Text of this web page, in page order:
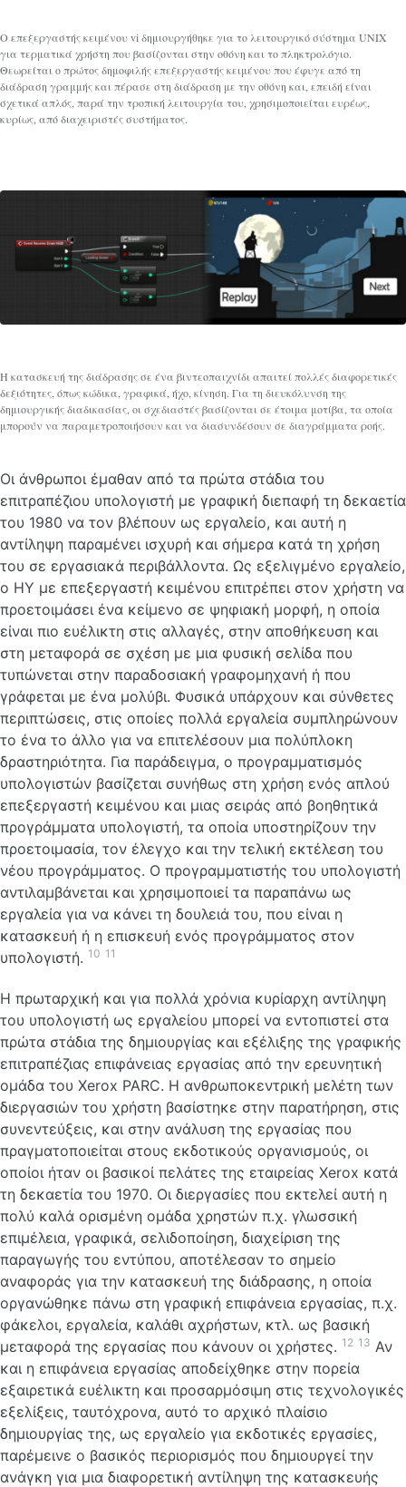
Ο επεξεργαστής κειμένου vi δημιουργήθηκε για το λειτουργικό σύστημα UNIX
για τερματικά χρήστη που βασίζονται στην οθόνη και το πληκτρολόγιο.
Θεωρείται ο πρώτος δημοφιλής επεξεργαστής κειμένου που έφυγε από τη
διάδραση γραμμής και πέρασε στη διάδραση με την οθόνη και, επειδή είναι
σχετικά απλός, παρά την τροπική λειτουργία του, χρησιμοποιείται ευρέως,
κυρίως, από διαχειριστές συστήματος.
Η κατασκευή της διάδρασης σε ένα βιντεοπαιχνίδι απαιτεί πολλές διαφορετικές
δεξιότητες, όπως κώδικα, γραφικά, ήχο, κίνηση. Για τη διευκόλυνση της
δημιουργικής διαδικασίας, οι σχεδιαστές βασίζονται σε έτοιμα μοτίβα, τα οποία
μπορούν να παραμετροποιήσουν και να διασυνδέσουν σε διαγράμματα ροής.
Οι άνθρωποι έμαθαν από τα πρώτα στάδια του
επιτραπέζιου υπολογιστή με γραφική διεπαφή τη δεκαετία
του 1980 να τον βλέπουν ως εργαλείο, και αυτή η
αντίληψη παραμένει ισχυρή και σήμερα κατά τη χρήση
του σε εργασιακά περιβάλλοντα. Ως εξελιγμένο εργαλείο,
ο ΗΥ με επεξεργαστή κειμένου επιτρέπει στον χρήστη να
προετοιμάσει ένα κείμενο σε ψηφιακή μορφή, η οποία
είναι πιο ευέλικτη στις αλλαγές, στην αποθήκευση και
στη μεταφορά σε σχέση με μια φυσική σελίδα που
τυπώνεται στην παραδοσιακή γραφομηχανή ή που
γράφεται με ένα μολύβι. Φυσικά υπάρχουν και σύνθετες
περιπτώσεις, στις οποίες πολλά εργαλεία συμπληρώνουν
το ένα το άλλο για να επιτελέσουν μια πολύπλοκη
δραστηριότητα. Για παράδειγμα, ο προγραμματισμός
υπολογιστών βασίζεται συνήθως στη χρήση ενός απλού
επεξεργαστή κειμένου και μιας σειράς από βοηθητικά
προγράμματα υπολογιστή, τα οποία υποστηρίζουν την
προετοιμασία, τον έλεγχο και την τελική εκτέλεση του
νέου προγράμματος. Ο προγραμματιστής του υπολογιστή
αντιλαμβάνεται και χρησιμοποιεί τα παραπάνω ως
εργαλεία για να κάνει τη δουλειά του, που είναι η
κατασκευή ή η επισκευή ενός προγράμματος στον
υπολογιστή. 10 11
Η πρωταρχική και για πολλά χρόνια κυρίαρχη αντίληψη
του υπολογιστή ως εργαλείου μπορεί να εντοπιστεί στα
πρώτα στάδια της δημιουργίας και εξέλιξης της γραφικής
επιτραπέζιας επιφάνειας εργασίας από την ερευνητική
ομάδα του Xerox PARC. Η ανθρωποκεντρική μελέτη των
διεργασιών του χρήστη βασίστηκε στην παρατήρηση, στις
συνεντεύξεις, και στην ανάλυση της εργασίας που
πραγματοποιείται στους εκδοτικούς οργανισμούς, οι
οποίοι ήταν οι βασικοί πελάτες της εταιρείας Xerox κατά
τη δεκαετία του 1970. Οι διεργασίες που εκτελεί αυτή η
πολύ καλά ορισμένη ομάδα χρηστών π.χ. γλωσσική
επιμέλεια, γραφικά, σελιδοποίηση, διαχείριση της
παραγωγής του εντύπου, αποτέλεσαν το σημείο
αναφοράς για την κατασκευή της διάδρασης, η οποία
οργανώθηκε πάνω στη γραφική επιφάνεια εργασίας, π.χ.
φάκελοι, εργαλεία, καλάθι αχρήστων, κτλ. ως βασική
μεταφορά της εργασίας που κάνουν οι χρήστες. 12 13 Αν
και η επιφάνεια εργασίας αποδείχθηκε στην πορεία
εξαιρετικά ευέλικτη και προσαρμόσιμη στις τεχνολογικές
εξελίξεις, ταυτόχρονα, αυτό το αρχικό πλαίσιο
δημιουργίας της, ως εργαλείο για εκδοτικές εργασίες,
παρέμεινε ο βασικός περιορισμός που δημιουργεί την
ανάγκη για μια διαφορετική αντίληψη της κατασκευής